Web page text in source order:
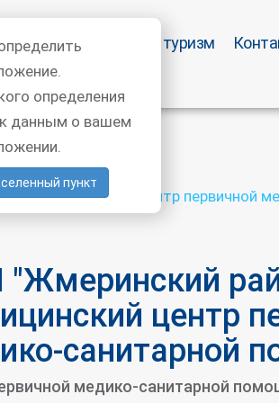
Медицинский туризм
медицинский центр первичной
центр
санитарной
медико-санитарной
определения
данным о вашем
пункт